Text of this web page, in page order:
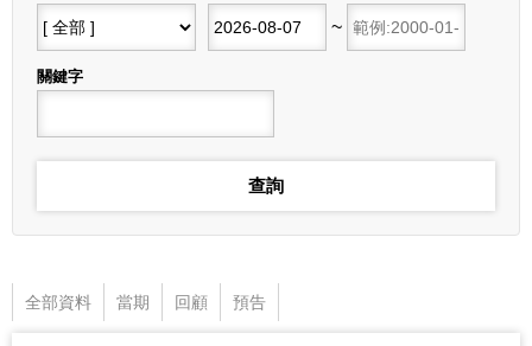
~
關鍵字
全部資料 當期 回顧 預告